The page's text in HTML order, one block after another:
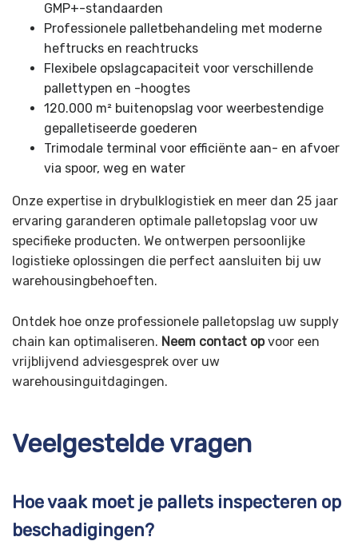
GMP+-standaarden
Professionele palletbehandeling met moderne
heftrucks en reachtrucks
Flexibele opslagcapaciteit voor verschillende
pallettypen en -hoogtes
120.000 m² buitenopslag voor weerbestendige
gepalletiseerde goederen
Trimodale terminal voor efficiënte aan- en afvoer
via spoor, weg en water
Onze expertise in drybulklogistiek en meer dan 25 jaar
ervaring garanderen optimale palletopslag voor uw
specifieke producten. We ontwerpen persoonlijke
logistieke oplossingen die perfect aansluiten bij uw
warehousingbehoeften.
Ontdek hoe onze professionele palletopslag uw supply
chain kan optimaliseren. Neem contact opvoor een
vrijblijvend adviesgesprek over uw
warehousinguitdagingen.
Veelgestelde vragen
Hoe vaak moet je pallets inspecteren op
beschadigingen?